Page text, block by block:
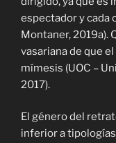
espectador y cada
Montaner, 2019a).
vasariana de que
mímesis (UOC –
2017).
El género del
inferior a